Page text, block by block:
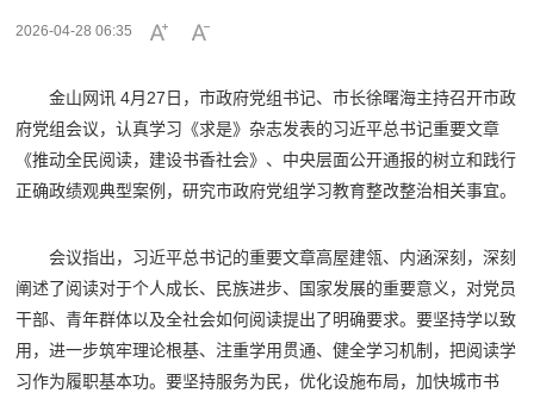
2026-04-28 06:35
金山网讯 4月27日，市政府党组书记、市长徐曙海主持召开市政
府党组会议，认真学习《求是》杂志发表的习近平总书记重要文章
《推动全民阅读，建设书香社会》、中央层面公开通报的树立和践行
正确政绩观典型案例，研究市政府党组学习教育整改整治相关事宜。
会议指出，习近平总书记的重要文章高屋建瓴、内涵深刻，深刻
阐述了阅读对于个人成长、民族进步、国家发展的重要意义，对党员
干部、青年群体以及全社会如何阅读提出了明确要求。要坚持学以致
用，进一步筑牢理论根基、注重学用贯通、健全学习机制，把阅读学
习作为履职基本功。要坚持服务为民，优化设施布局，加快城市书